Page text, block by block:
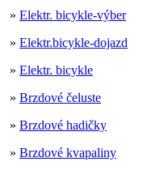
» Elektr. bicykle-výber
» Elektr.bicykle-dojazd
» Elektr. bicykle
» Brzdové čeluste
» Brzdové hadičky
» Brzdové kvapaliny